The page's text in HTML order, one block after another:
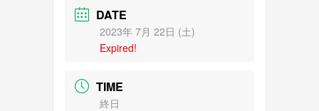
DATE
2023年 7月 22日 (土)
Expired!
TIME
終日